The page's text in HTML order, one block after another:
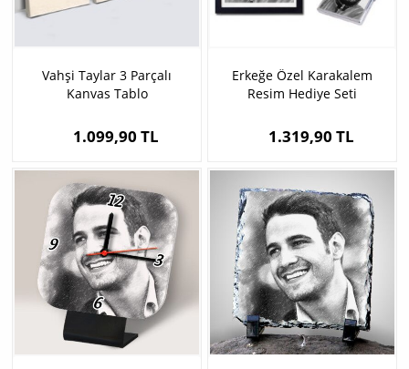
Vahşi Taylar 3 Parçalı
Kanvas Tablo
1.099,90 TL
Erkeğe Özel Karakalem
Resim Hediye Seti
1.319,90 TL